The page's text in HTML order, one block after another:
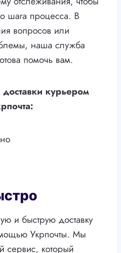
шага процесса. В
вопросов или
наша служба
помочь вам.
курьером
и быструю доставку
Укрпочты. Мы
сервис, который